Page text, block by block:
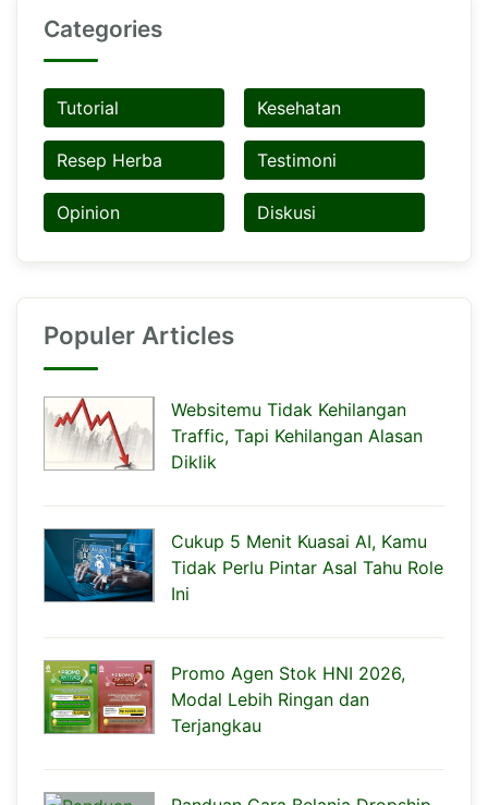
Categories
Tutorial Kesehatan
Resep Herba Testimoni
Opinion Diskusi
Populer Articles
Websitemu Tidak Kehilangan
Traffic, Tapi Kehilangan Alasan
Diklik
Cukup 5 Menit Kuasai AI, Kamu
Tidak Perlu Pintar Asal Tahu Role
Ini
Promo Agen Stok HNI 2026,
Modal Lebih Ringan dan
Terjangkau